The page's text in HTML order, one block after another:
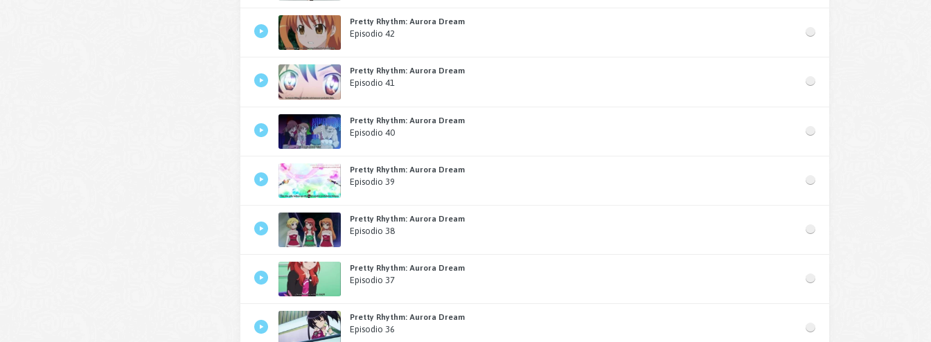
Pretty Rhythm: Aurora Dream
Episodio 42
Pretty Rhythm: Aurora Dream
Episodio 41
Pretty Rhythm: Aurora Dream
Episodio 40
Pretty Rhythm: Aurora Dream
Episodio 39
Pretty Rhythm: Aurora Dream
Episodio 38
Pretty Rhythm: Aurora Dream
Episodio 37
Pretty Rhythm: Aurora Dream
Episodio 36